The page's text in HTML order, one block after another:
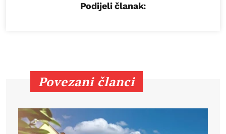
Podijeli članak:
Povezani članci